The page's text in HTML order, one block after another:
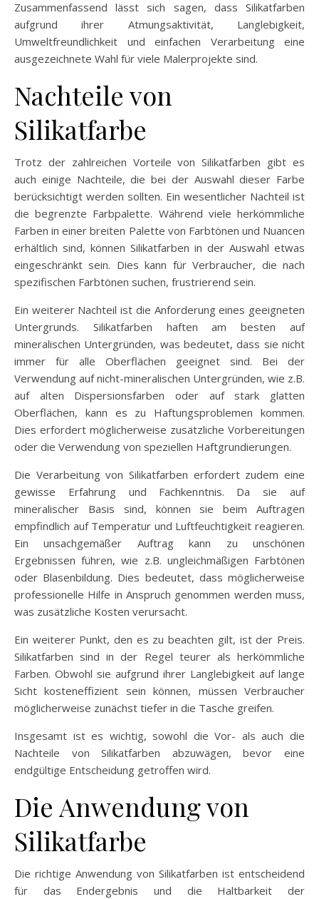
Zusammenfassend lässt sich sagen, dass Silikatfarben
aufgrund ihrer Atmungsaktivität, Langlebigkeit,
Umweltfreundlichkeit und einfachen Verarbeitung eine
ausgezeichnete Wahl für viele Malerprojekte sind.
Nachteile von
Silikatfarbe
Trotz der zahlreichen Vorteile von Silikatfarben gibt es
auch einige Nachteile, die bei der Auswahl dieser Farbe
berücksichtigt werden sollten. Ein wesentlicher Nachteil ist
die begrenzte Farbpalette. Während viele herkömmliche
Farben in einer breiten Palette von Farbtönen und Nuancen
erhältlich sind, können Silikatfarben in der Auswahl etwas
eingeschränkt sein. Dies kann für Verbraucher, die nach
spezifischen Farbtönen suchen, frustrierend sein.
Ein weiterer Nachteil ist die Anforderung eines geeigneten
Untergrunds. Silikatfarben haften am besten auf
mineralischen Untergründen, was bedeutet, dass sie nicht
immer für alle Oberflächen geeignet sind. Bei der
Verwendung auf nicht-mineralischen Untergründen, wie z.B.
auf alten Dispersionsfarben oder auf stark glatten
Oberflächen, kann es zu Haftungsproblemen kommen.
Dies erfordert möglicherweise zusätzliche Vorbereitungen
oder die Verwendung von speziellen Haftgrundierungen.
Die Verarbeitung von Silikatfarben erfordert zudem eine
gewisse Erfahrung und Fachkenntnis. Da sie auf
mineralischer Basis sind, können sie beim Auftragen
empfindlich auf Temperatur und Luftfeuchtigkeit reagieren.
Ein unsachgemäßer Auftrag kann zu unschönen
Ergebnissen führen, wie z.B. ungleichmäßigen Farbtönen
oder Blasenbildung. Dies bedeutet, dass möglicherweise
professionelle Hilfe in Anspruch genommen werden muss,
was zusätzliche Kosten verursacht.
Ein weiterer Punkt, den es zu beachten gilt, ist der Preis.
Silikatfarben sind in der Regel teurer als herkömmliche
Farben. Obwohl sie aufgrund ihrer Langlebigkeit auf lange
Sicht kosteneffizient sein können, müssen Verbraucher
möglicherweise zunächst tiefer in die Tasche greifen.
Insgesamt ist es wichtig, sowohl die Vor- als auch die
Nachteile von Silikatfarben abzuwägen, bevor eine
endgültige Entscheidung getroffen wird.
Die Anwendung von
Silikatfarbe
Die richtige Anwendung von Silikatfarben ist entscheidend
für das Endergebnis und die Haltbarkeit der